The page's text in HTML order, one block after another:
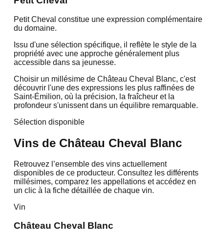
Petit Cheval constitue une expression complémentaire
du domaine.
Issu d'une sélection spécifique, il reflète le style de la
propriété avec une approche généralement plus
accessible dans sa jeunesse.
Choisir un millésime de Château Cheval Blanc, c'est
découvrir l'une des expressions les plus raffinées de
Saint-Émilion, où la précision, la fraîcheur et la
profondeur s'unissent dans un équilibre remarquable.
Sélection disponible
Vins de Château Cheval Blanc
Retrouvez l’ensemble des vins actuellement
disponibles de ce producteur. Consultez les différents
millésimes, comparez les appellations et accédez en
un clic à la fiche détaillée de chaque vin.
Vin
Château Cheval Blanc